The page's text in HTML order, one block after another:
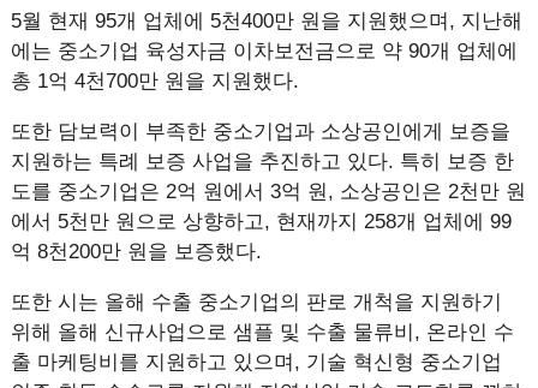
5월 현재 95개 업체에 5천400만 원을 지원했으며, 지난해
에는 중소기업 육성자금 이차보전금으로 약 90개 업체에
총 1억 4천700만 원을 지원했다.
또한 담보력이 부족한 중소기업과 소상공인에게 보증을
지원하는 특례 보증 사업을 추진하고 있다. 특히 보증 한
도를 중소기업은 2억 원에서 3억 원, 소상공인은 2천만 원
에서 5천만 원으로 상향하고, 현재까지 258개 업체에 99
억 8천200만 원을 보증했다.
또한 시는 올해 수출 중소기업의 판로 개척을 지원하기
위해 올해 신규사업으로 샘플 및 수출 물류비, 온라인 수
출 마케팅비를 지원하고 있으며, 기술 혁신형 중소기업